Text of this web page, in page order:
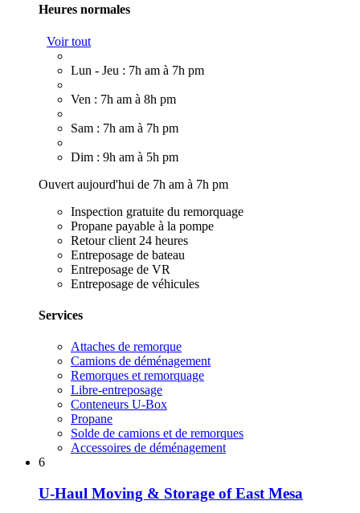
Heures normales
Voir tout
Lun - Jeu : 7h am à 7h pm
Ven : 7h am à 8h pm
Sam : 7h am à 7h pm
Dim : 9h am à 5h pm
Ouvert aujourd'hui de 7h am à 7h pm
Inspection gratuite du remorquage
Propane payable à la pompe
Retour client 24 heures
Entreposage de bateau
Entreposage de VR
Entreposage de véhicules
Services
Attaches de remorque
Camions de déménagement
Remorques et remorquage
Libre-entreposage
Conteneurs U-Box
Propane
Solde de camions et de remorques
Accessoires de déménagement
6
U-Haul Moving & Storage of East Mesa